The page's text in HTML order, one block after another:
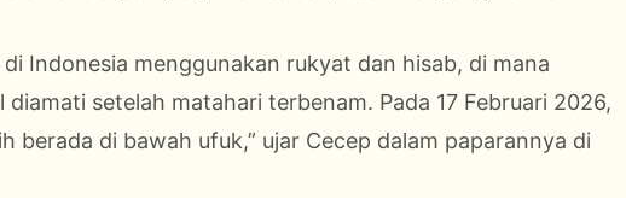
Indonesia menggunakan rukyat dan hisab, di mana
setelah matahari terbenam. Pada 17 Februari 2026,
berada di bawah ufuk,” ujar Cecep dalam paparannya di